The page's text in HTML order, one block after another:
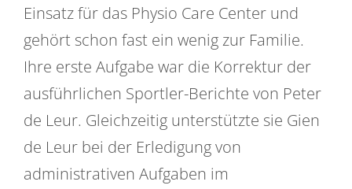
Einsatz für das Physio Care Center und
gehört schon fast ein wenig zur Familie.
Ihre erste Aufgabe war die Korrektur der
ausführlichen Sportler-Berichte von Peter
de Leur. Gleichzeitig unterstützte sie Gien
de Leur bei der Erledigung von
administrativen Aufgaben im